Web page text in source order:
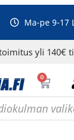
Ma-pe 9-17
yli 140€
0